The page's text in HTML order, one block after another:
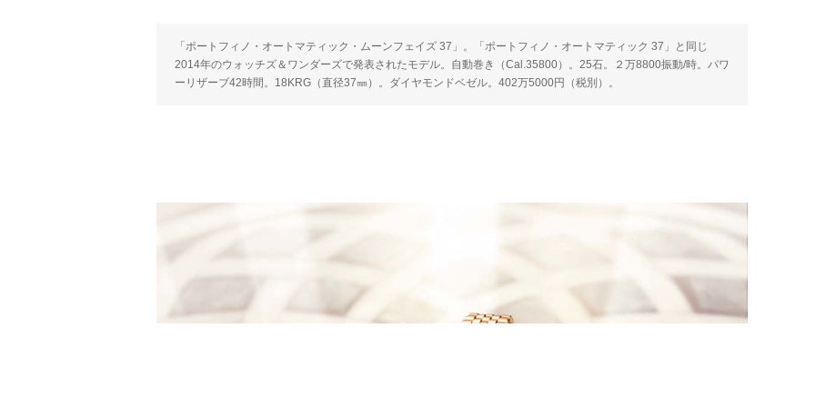
「ポートフィノ・オートマティック・ムーンフェイズ 37」。「ポートフィノ・オートマティック 37」と同じ
2014年のウォッチズ＆ワンダーズで発表されたモデル。自動巻き（Cal.35800）。25石。２万8800振動/時。パワ
ーリザーブ42時間。18KRG（直径37㎜）。ダイヤモンドベゼル。402万5000円（税別）。